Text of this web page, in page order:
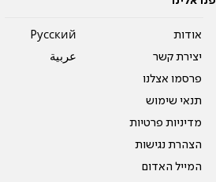
אודות
יצירת קשר
פרסמו אצלנו
תנאי שימוש
מדיניות פרטיות
הצהרת נגישות
המייל האדום
Pусский
عربية